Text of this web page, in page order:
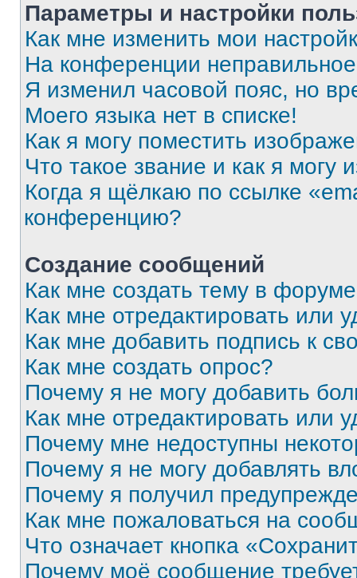
Параметры и настройки
Как мне изменить мои
На конференции
Я изменил часовой пояс, но
Моего языка нет в списке!
Как я могу поместить
Что такое звание и как я могу
Когда я щёлкаю по ссылке
конференцию?
Создание сообщений
Как мне создать тему в
Как мне отредактировать или
Как мне добавить подпись к
Как мне создать опрос?
Почему я не могу добавить
Как мне отредактировать или
Почему мне недоступны
Почему я не могу добавлять
Почему я получил
Как мне пожаловаться на
Что означает кнопка
Почему моё сообщение